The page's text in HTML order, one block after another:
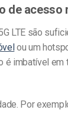
de acesso
LTE são
ou um
é imbatível
Por